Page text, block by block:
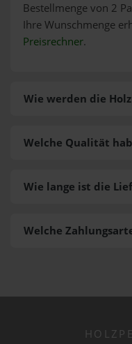
Bestellmenge von 2
Ihre Wunschmenge
Preisrechner.
Wie werden die
Welche
Welche Qualität
Wie lange ist die